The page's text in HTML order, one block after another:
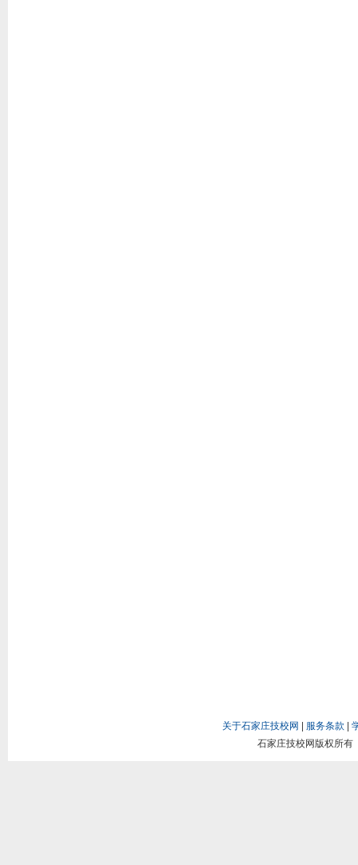
关于石家庄技校网 服务条款
石家庄技校网版权所